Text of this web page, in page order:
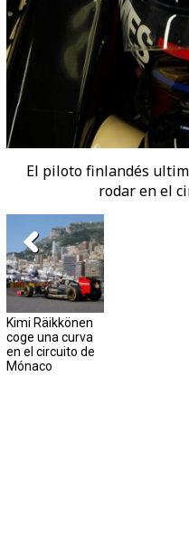
El piloto finlandés
rodar en el
Kimi Räikkönen
coge una curva
en el circuito de
Mónaco